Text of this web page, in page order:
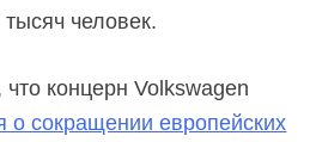
человек.
концерн Volkswagen
о сокращении европейских